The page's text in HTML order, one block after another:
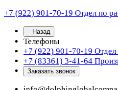
+7 (922) 901-70-19 Отдел по
Назад
Телефоны
+7 (922) 901-70-19 Отдел
+7 (83361) 3-41-64
Заказать звонок